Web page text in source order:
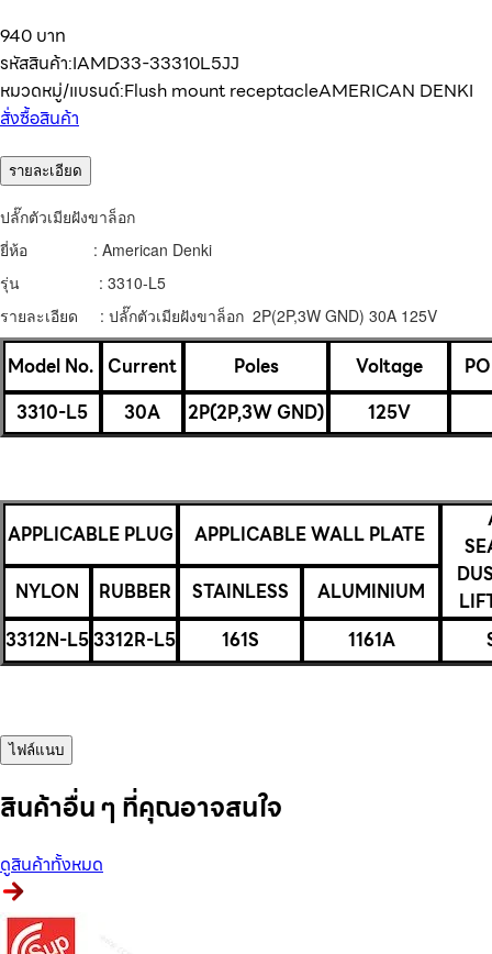
940 บาท
รหัสสินค้า:IAMD33-33310L5JJ
หมวดหมู่/แบรนด์:Flush mount receptacleAMERICAN DENKI
สั่งซื้อสินค้า
รายละเอียด
ปลั๊กตัวเมียฝังขาล็อก
ยี่ห้อ : American Denki
รุ่น : 3310-L5
รายละเอียด : ปลั๊กตัวเมียฝังขาล็อก 2P(2P,3W GND) 30A 125V
Model No. Current Poles Voltage
3310-L5
30A 2P(2P,3W GND) 125V
APPLICABLE PLUG APPLICABLE WALL PLATE
NYLON RUBBER STAINLESS
ALUMINIUM
3312N-L53312R-L5 161S 1161A
ไฟล์แนบ
สินค้าอื่น ๆ ที่คุณอาจสนใจ
ดูสินค้าทั้งหมด